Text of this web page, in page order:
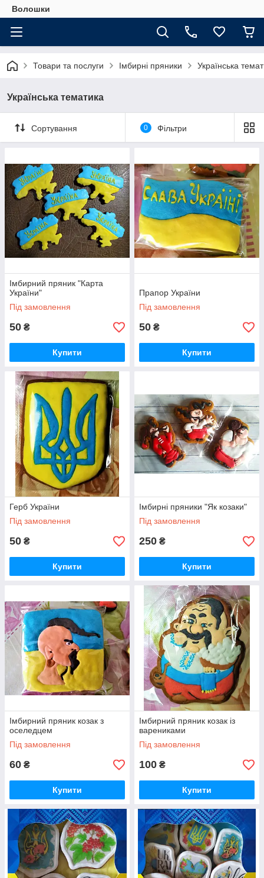
Волошки
Товари та послуги Імбирні пряники Українська
Українська тематика
Сортування 0 Фільтри
Імбирний пряник "Карта
України"
Під замовлення
50 ₴
Купити
Прапор України
Під замовлення
50 ₴
Купити
Герб України
Під замовлення
50 ₴
Купити
Імбирні пряники "Як козаки"
Під замовлення
250 ₴
Купити
Імбирний пряник козак з
оселедцем
Під замовлення
60 ₴
Купити
Імбирний пряник козак із
варениками
Під замовлення
100 ₴
Купити